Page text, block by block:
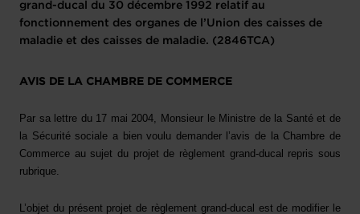
grand-ducal du 30 décembre 1992 relatif au
fonctionnement des organes de l’Union des caisses de
maladie et des caisses de maladie. (2846TCA)
AVIS DE LA CHAMBRE DE COMMERCE
Par sa lettre du 17 mai 2004, Monsieur le Ministre de la Santé et de
la Sécurité sociale a bien voulu demander l’avis de la Chambre de
Commerce au sujet du projet de règlement grand-ducal repris sous
rubrique.
L’objet du présent projet de règlement grand-ducal est de modifier le